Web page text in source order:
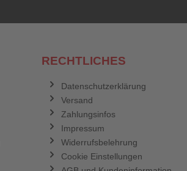
RECHTLICHES
Datenschutzerklärung
Versand
Zahlungsinfos
Impressum
Widerrufsbelehrung
Cookie Einstellungen